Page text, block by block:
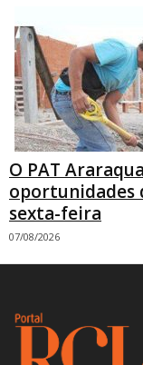
O PAT
oportunidades
sexta-feira
07/08/2026